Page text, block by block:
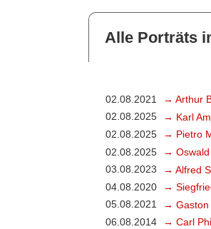
Alle Porträts
02.08.2021
→ Arthur
02.08.2025
→ Karl
02.08.2025
→ Pietro
02.08.2025
→ Oswald
03.08.2023
→ Alfred
04.08.2020
→
05.08.2021
→ Gaston
06.08.2014
→ Carl